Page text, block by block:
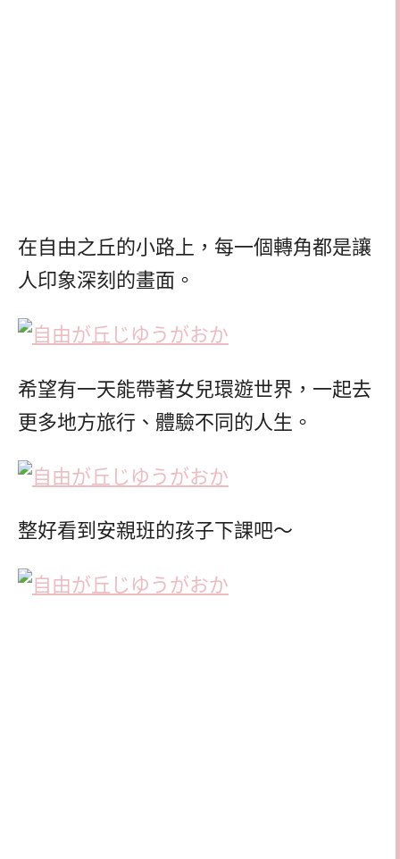
在自由之丘的小路上，每一個轉角都是讓
人印象深刻的畫面。
希望有一天能帶著女兒環遊世界，一起去
更多地方旅行、體驗不同的人生。
整好看到安親班的孩子下課吧～